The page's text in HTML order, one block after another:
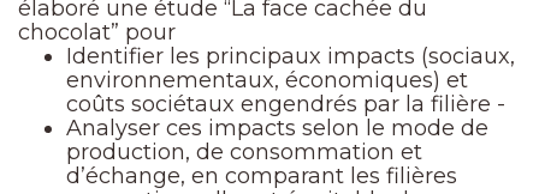
élaboré une étude “La face cachée du
chocolat” pour
Identifier les principaux impacts (sociaux,
environnementaux, économiques) et
coûts sociétaux engendrés par la filière -
Analyser ces impacts selon le mode de
production, de consommation et
d’échange, en comparant les filières